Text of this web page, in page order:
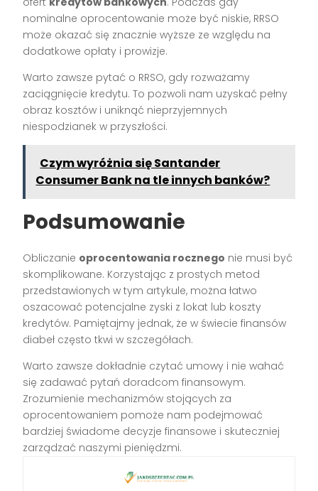
nominalne oprocentowanie może być niskie, RRSO
może okazać się znacznie wyższe ze względu na
dodatkowe opłaty i prowizje.
Warto zawsze pytać o RRSO, gdy rozważamy
zaciągnięcie kredytu. To pozwoli nam uzyskać pełny
obraz kosztów i uniknąć nieprzyjemnych
niespodzianek w przyszłości.
Czym wyróżnia się Santander
Consumer Bank na tle innych banków?
Podsumowanie
Obliczanie oprocentowania rocznego nie musi być
skomplikowane. Korzystając z prostych metod
przedstawionych w tym artykule, można łatwo
oszacować potencjalne zyski z lokat lub koszty
kredytów. Pamiętajmy jednak, że w świecie finansów
diabeł często tkwi w szczegółach.
Warto zawsze dokładnie czytać umowy i nie wahać
się zadawać pytań doradcom finansowym.
Zrozumienie mechanizmów stojących za
oprocentowaniem pomoże nam podejmować
bardziej świadome decyzje finansowe i skuteczniej
zarządzać naszymi pieniędzmi.